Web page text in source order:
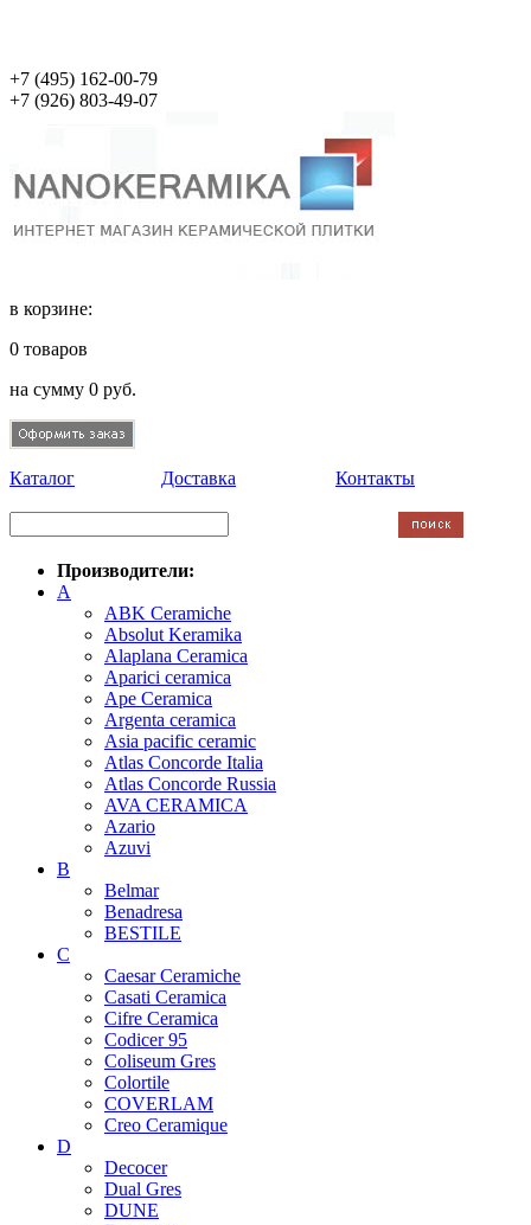
+7 (495) 162-00-79
+7 (926) 803-49-07
в корзине:
0 товаров
на сумму 0 руб.
Каталог Доставка Контакты
Производители:
A
ABK Ceramiche
Absolut Keramika
Alaplana Ceramica
Aparici ceramica
Ape Ceramica
Argenta ceramica
Asia pacific ceramic
Atlas Concorde Italia
Atlas Concorde Russia
AVA CERAMICA
Azario
Azuvi
B
Belmar
Benadresa
BESTILE
C
Caesar Ceramiche
Casati Ceramica
Cifre Ceramica
Codicer 95
Coliseum Gres
Colortile
COVERLAM
Creo Ceramique
D
Decocer
Dual Gres
DUNE